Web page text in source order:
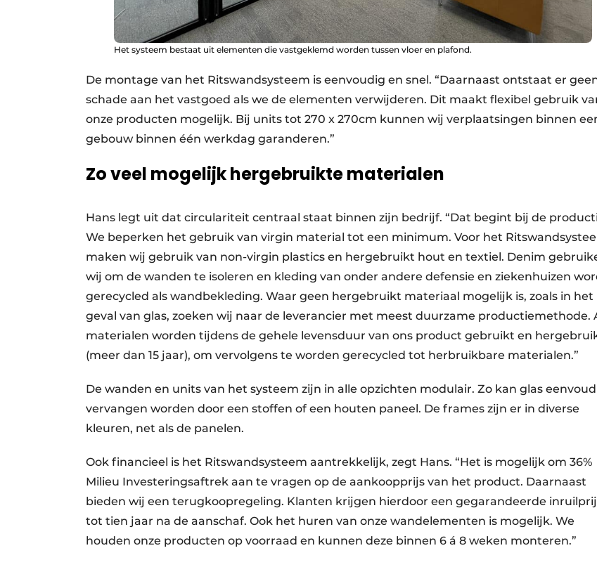
Het systeem bestaat uit elementen die vastgeklemd worden tussen vloer en plafond.
De montage van het Ritswandsysteem is eenvoudig en snel. “Daarnaast ontstaat er
schade aan het vastgoed als we de elementen verwijderen. Dit maakt flexibel gebruik
onze producten mogelijk. Bij units tot 270 x 270cm kunnen wij verplaatsingen binnen
gebouw binnen één werkdag garanderen.”
Zo veel mogelijk hergebruikte materialen
Hans legt uit dat circulariteit centraal staat binnen zijn bedrijf. “Dat begint bij de
We beperken het gebruik van virgin material tot een minimum. Voor het
maken wij gebruik van non-virgin plastics en hergebruikt hout en textiel. Denim
wij om de wanden te isoleren en kleding van onder andere defensie en ziekenhuizen
gerecycled als wandbekleding. Waar geen hergebruikt materiaal mogelijk is, zoals in het
geval van glas, zoeken wij naar de leverancier met meest duurzame productiemethode.
materialen worden tijdens de gehele levensduur van ons product gebruikt en
(meer dan 15 jaar), om vervolgens te worden gerecycled tot herbruikbare materialen.”
De wanden en units van het systeem zijn in alle opzichten modulair. Zo kan glas
vervangen worden door een stoffen of een houten paneel. De frames zijn er in diverse
kleuren, net als de panelen.
Ook financieel is het Ritswandsysteem aantrekkelijk, zegt Hans. “Het is mogelijk om 36%
Milieu Investeringsaftrek aan te vragen op de aankoopprijs van het product. Daarnaast
bieden wij een terugkoopregeling. Klanten krijgen hierdoor een gegarandeerde
tot tien jaar na de aanschaf. Ook het huren van onze wandelementen is mogelijk. We
houden onze producten op voorraad en kunnen deze binnen 6 á 8 weken monteren.”